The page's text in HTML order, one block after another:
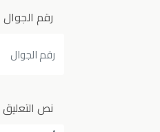
رقم الجوال
نص التعليق